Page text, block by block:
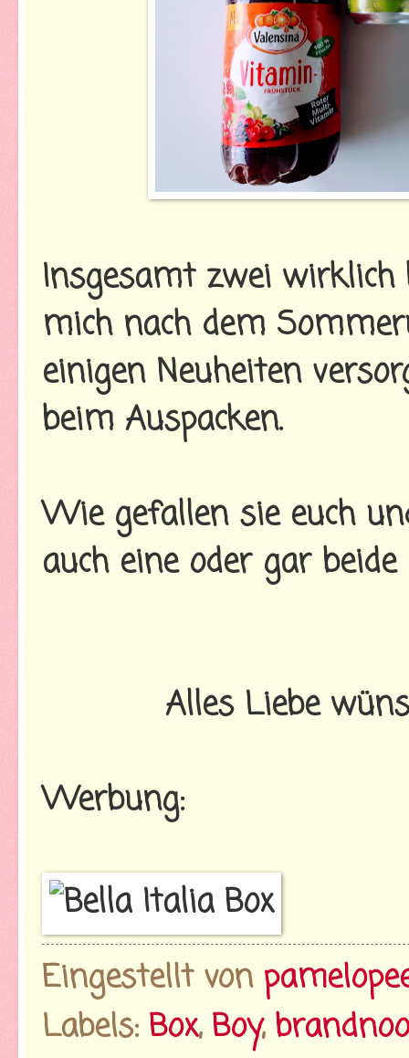
Insgesamt zwei wirklich
mich nach dem
einigen Neuheiten
beim Auspacken.
Wie gefallen sie euch
auch eine oder gar beide
Alles Liebe
Werbung:
Eingestellt von
Labels: Box, Boy,